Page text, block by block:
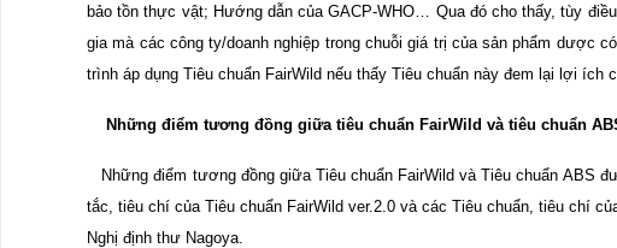
bảo tồn thực vật; Hướng dẫn của GACP-WHO… Qua đó cho thấy, tùy
gia mà các công ty/doanh nghiệp trong chuỗi giá trị của sản phẩm dược
trình áp dụng Tiêu chuẩn FairWild nếu thấy Tiêu chuẩn này đem lại lợi ích
Những điểm tương đồng giữa tiêu chuẩn FairWild và tiêu chuẩn
Những điểm tương đồng giữa Tiêu chuẩn FairWild và Tiêu chuẩn ABS
tắc, tiêu chí của Tiêu chuẩn FairWild ver.2.0 và các Tiêu chuẩn, tiêu chí
Nghị định thư Nagoya.